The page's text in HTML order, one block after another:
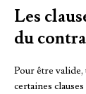
Les
du
Pour être
certaines